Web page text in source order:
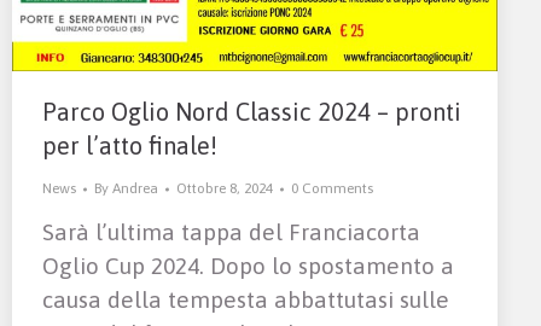
Parco Oglio Nord Classic 2024 – pronti
per l’atto finale!
News By Andrea Ottobre 8, 2024 0 Comments
Sarà l’ultima tappa del Franciacorta
Oglio Cup 2024. Dopo lo spostamento a
causa della tempesta abbattutasi sulle